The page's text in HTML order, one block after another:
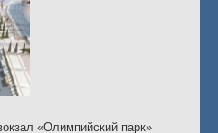
«Олимпийский парк»